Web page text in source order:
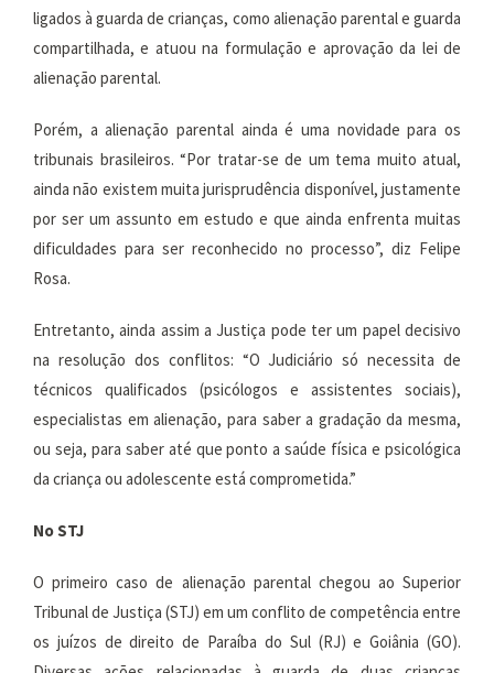
ligados à guarda de crianças, como alienação parental e guarda
compartilhada, e atuou na formulação e aprovação da lei de
alienação parental.
Porém, a alienação parental ainda é uma novidade para os
tribunais brasileiros. “Por tratar-se de um tema muito atual,
ainda não existem muita jurisprudência disponível, justamente
por ser um assunto em estudo e que ainda enfrenta muitas
dificuldades para ser reconhecido no processo”, diz Felipe
Rosa.
Entretanto, ainda assim a Justiça pode ter um papel decisivo
na resolução dos conflitos: “O Judiciário só necessita de
técnicos qualificados (psicólogos e assistentes sociais),
especialistas em alienação, para saber a gradação da mesma,
ou seja, para saber até que ponto a saúde física e psicológica
da criança ou adolescente está comprometida.”
No STJ
O primeiro caso de alienação parental chegou ao Superior
Tribunal de Justiça (STJ) em um conflito de competência entre
os juízos de direito de Paraíba do Sul (RJ) e Goiânia (GO).